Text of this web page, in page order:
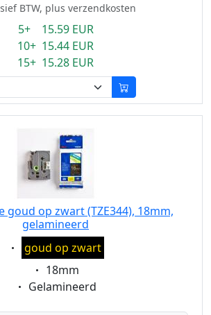
BTW, plus verzendkosten
5+ 15.59 EUR
10+ 15.44 EUR
15+ 15.28 EUR
goud op zwart (TZE344), 18mm,
gelamineerd
Eigenschaft:
goud op zwart
Eigenschaft:
18mm
Eigenschaft:
Gelamineerd